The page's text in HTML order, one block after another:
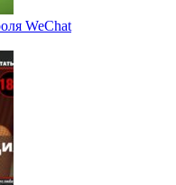
WeChat